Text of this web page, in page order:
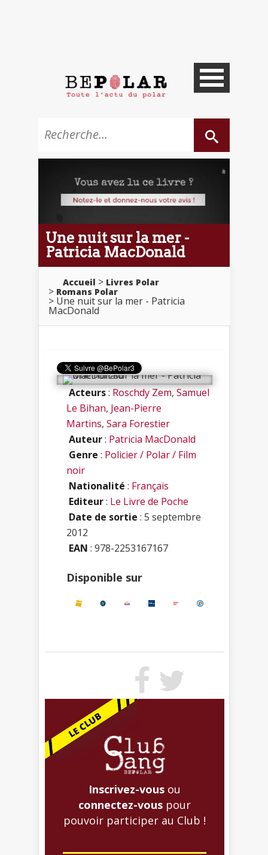
Une nuit sur la mer -
Patricia MacDonald
Accueil
Livres Polar
Romans Polar
Une nuit sur la mer - Patricia
MacDonald
Acteurs: Roschdy Zem, Samuel
Le Bihan, Jean-Pierre
Martins, Sara Forestier
Auteur: Patricia MacDonald
Genre : Policier / Polar / Film
noir
Nationalité : Français
Editeur: Le Livre de Poche
Date de sortie : 5 septembre
2012
EAN : 978-2253167167
Disponible sur
Inscrivez-vous ou
connectez-vous pour
pouvoir participer au Club !